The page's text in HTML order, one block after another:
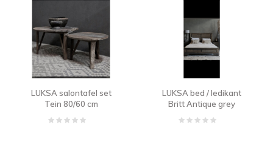
LUKSA salontafel set
Tein 80/60 cm
LUKSA bed / ledikant
Britt Antique grey